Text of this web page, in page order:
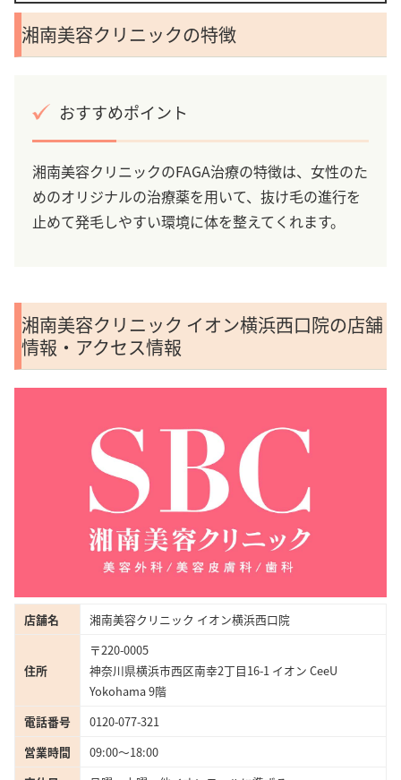
湘南美容クリニックの特徴
おすすめポイント
湘南美容クリニックのFAGA治療の特徴は、女性のた
めのオリジナルの治療薬を用いて、抜け毛の進行を
止めて発毛しやすい環境に体を整えてくれます。
湘南美容クリニック イオン横浜西口院の店舗
情報・アクセス情報
店舗名 湘南美容クリニック イオン横浜西口院
住所
〒220-0005
神奈川県横浜市西区南幸2丁目16-1 イオン CeeU
Yokohama 9階
電話番号
0120-077-321
営業時間
09:00〜18:00